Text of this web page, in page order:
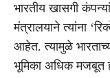
भारतीय खासगी
मंत्रालयाने त्यांना
आहेत. त्यामुळे
भूमिका अधिक मजबूत